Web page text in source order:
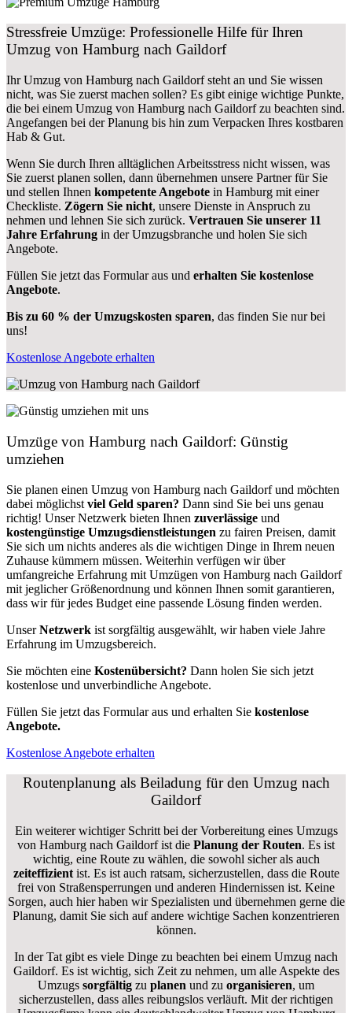
Stressfreie Umzüge: Professionelle Hilfe für Ihren
Umzug von Hamburg nach Gaildorf
Ihr Umzug von Hamburg nach Gaildorf steht an und Sie wissen
nicht, was Sie zuerst machen sollen? Es gibt einige wichtige Punkte,
die bei einem Umzug von Hamburg nach Gaildorf zu beachten sind.
Angefangen bei der Planung bis hin zum Verpacken Ihres kostbaren
Hab & Gut.
Wenn Sie durch Ihren alltäglichen Arbeitsstress nicht wissen, was
Sie zuerst planen sollen, dann übernehmen unsere Partner für Sie
und stellen Ihnen kompetente Angebote in Hamburg mit einer
Checkliste. Zögern Sie nicht, unsere Dienste in Anspruch zu
nehmen und lehnen Sie sich zurück. Vertrauen Sie unserer 11
Jahre Erfahrung in der Umzugsbranche und holen Sie sich
Angebote.
Füllen Sie jetzt das Formular aus und erhalten Sie kostenlose
Angebote.
Bis zu 60 % der Umzugskosten sparen, das finden Sie nur bei
uns!
Kostenlose Angebote erhalten
Umzüge von Hamburg nach Gaildorf: Günstig
umziehen
Sie planen einen Umzug von Hamburg nach Gaildorf und möchten
dabei möglichst viel Geld sparen? Dann sind Sie bei uns genau
richtig! Unser Netzwerk bieten Ihnen zuverlässige und
kostengünstige Umzugsdienstleistungen zu fairen Preisen, damit
Sie sich um nichts anderes als die wichtigen Dinge in Ihrem neuen
Zuhause kümmern müssen. Weiterhin verfügen wir über
umfangreiche Erfahrung mit Umzügen von Hamburg nach Gaildorf
mit jeglicher Größenordnung und können Ihnen somit garantieren,
dass wir für jedes Budget eine passende Lösung finden werden.
UnserNetzwerk ist sorgfältig ausgewählt, wir haben viele Jahre
Erfahrung im Umzugsbereich.
Sie möchten eine Kostenübersicht? Dann holen Sie sich jetzt
kostenlose und unverbindliche Angebote.
Füllen Sie jetzt das Formular aus und erhalten Sie kostenlose
Angebote.
Kostenlose Angebote erhalten
Routenplanung als Beiladung für den Umzug nach
Gaildorf
Ein weiterer wichtiger Schritt bei der Vorbereitung eines Umzugs
von Hamburg nach Gaildorf ist die Planung der Routen. Es ist
wichtig, eine Route zu wählen, die sowohl sicher als auch
zeiteffizientist. Es ist auch ratsam, sicherzustellen, dass die Route
frei von Straßensperrungen und anderen Hindernissen ist. Keine
Sorgen, auch hier haben wir Spezialisten und übernehmen gerne die
Planung, damit Sie sich auf andere wichtige Sachen konzentrieren
können.
In der Tat gibt es viele Dinge zu beachten bei einem Umzug nach
Gaildorf. Es ist wichtig, sich Zeit zu nehmen, um alle Aspekte des
Umzugs sorgfältig zu planen und zu organisieren, um
sicherzustellen, dass alles reibungslos verläuft. Mit der richtigen